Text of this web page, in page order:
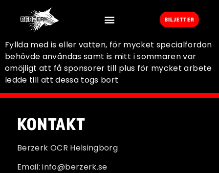
BILJETTER
Fyllda med is eller vatten, för mycket specialfordon
behövde användas samt is mitt i sommaren var
omöjligt att få sponsorer till plus för mycket arbete
ledde till att dessa togs bort
KONTAKT
Berzerk OCR Helsingborg
Email: info@berzerk.se